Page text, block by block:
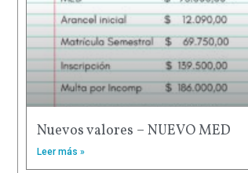
Nuevos valores – NUEVO MED
Leer más »